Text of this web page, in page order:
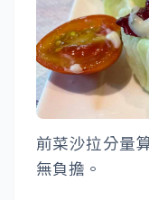
前菜沙拉分量
無負擔。